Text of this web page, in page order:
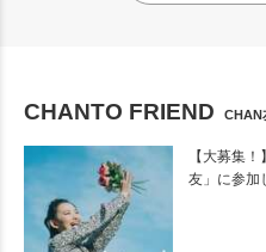
CHANTO FRIEND CHAN
【大募集
友」に参加